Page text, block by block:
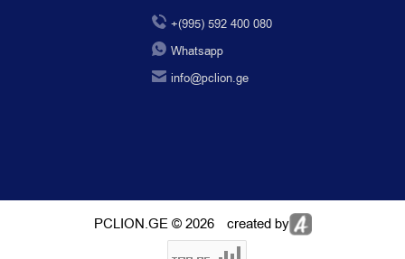
+(995) 592 400 080
Whatsapp
info@pclion.ge
PCLION.GE © 2026 created by